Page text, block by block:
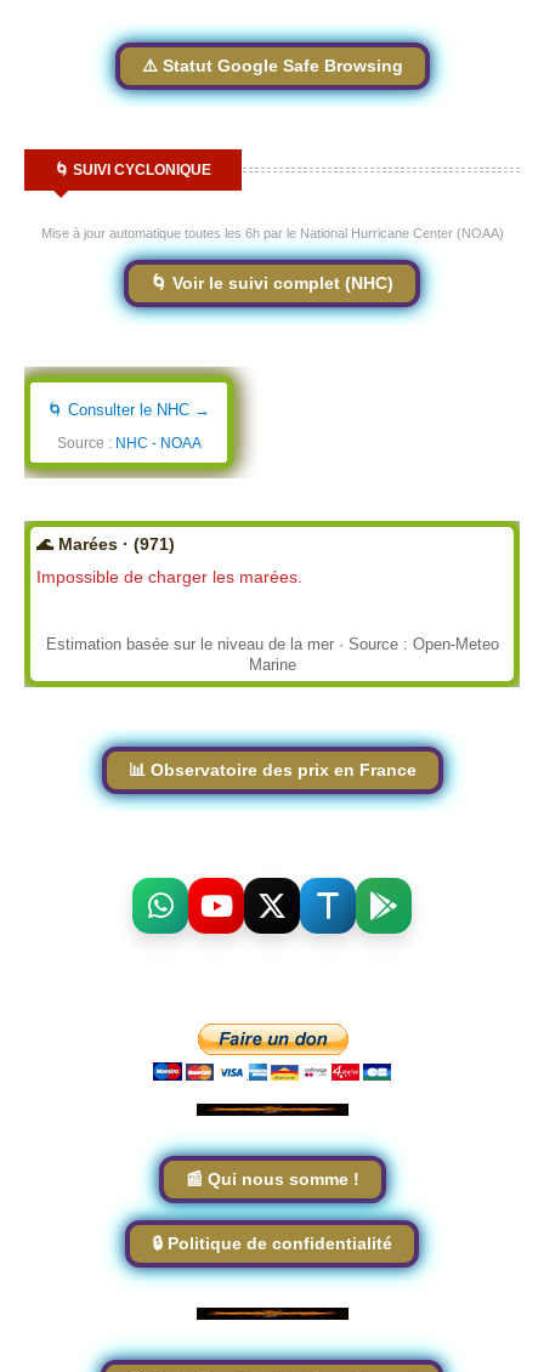
⚠️ Statut Google Safe Browsing
🌀 SUIVI CYCLONIQUE
Mise à jour automatique toutes les 6h par le National Hurricane Center (NOAA)
🌀 Voir le suivi complet (NHC)
🌀 Consulter le NHC →
Source : NHC - NOAA
🌊 Marées · (971)
Impossible de charger les marées.
Estimation basée sur le niveau de la mer · Source : Open-Meteo
Marine
📊 Observatoire des prix en France
📰 Qui nous somme !
🔒 Politique de confidentialité